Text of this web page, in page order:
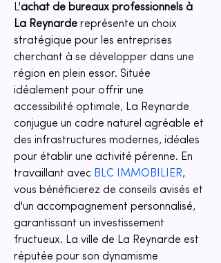
L'achat de bureaux professionnels à
La Reynarde représente un choix
stratégique pour les entreprises
cherchant à se développer dans une
région en plein essor. Située
idéalement pour offrir une
accessibilité optimale, La Reynarde
conjugue un cadre naturel agréable et
des infrastructures modernes, idéales
pour établir une activité pérenne. En
travaillant avec BLC IMMOBILIER,
vous bénéficierez de conseils avisés et
d'un accompagnement personnalisé,
garantissant un investissement
fructueux. La ville de La Reynarde est
réputée pour son dynamisme